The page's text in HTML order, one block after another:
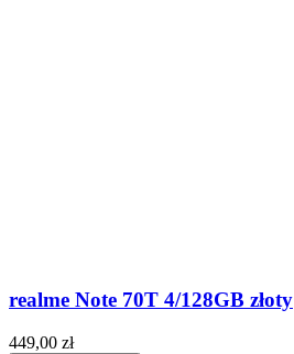
realme Note 70T 4/128GB złoty
449,00 zł